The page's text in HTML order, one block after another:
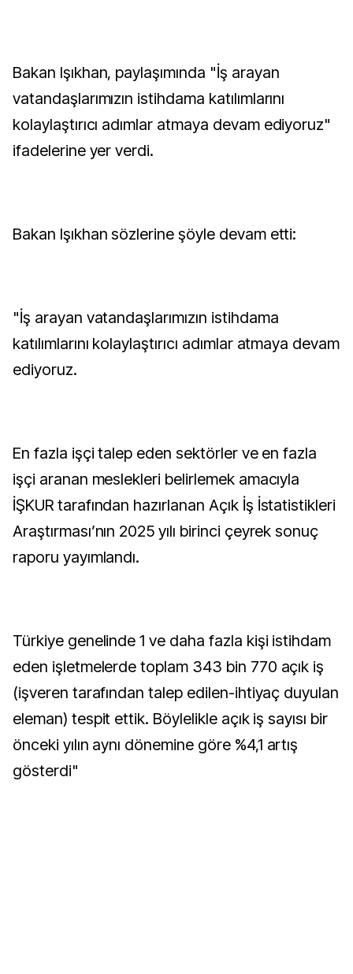
Bakan Işıkhan, paylaşımında "İş arayan
vatandaşlarımızın istihdama katılımlarını
kolaylaştırıcı adımlar atmaya devam ediyoruz"
ifadelerine yer verdi.
Bakan Işıkhan sözlerine şöyle devam etti:
"İş arayan vatandaşlarımızın istihdama
katılımlarını kolaylaştırıcı adımlar atmaya devam
ediyoruz.
En fazla işçi talep eden sektörler ve en fazla
işçi aranan meslekleri belirlemek amacıyla
İŞKUR tarafından hazırlanan Açık İş İstatistikleri
Araştırması’nın 2025 yılı birinci çeyrek sonuç
raporu yayımlandı.
Türkiye genelinde 1 ve daha fazla kişi istihdam
eden işletmelerde toplam 343 bin 770 açık iş
(işveren tarafından talep edilen-ihtiyaç duyulan
eleman) tespit ettik. Böylelikle açık iş sayısı bir
önceki yılın aynı dönemine göre %4,1 artış
gösterdi"